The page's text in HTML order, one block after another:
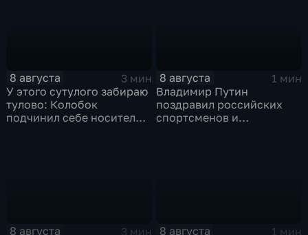
8 августа
3 мин
У этого сутулого забираю
тулово: Колобок
подчинил себе носителя в
8 августа
1 мин
Владимир Путин
поздравил российских
спортсменов и
8 августа
3 мин
8 августа
1 мин